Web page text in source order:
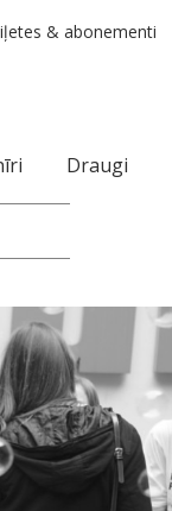
& abonementi
Draugi